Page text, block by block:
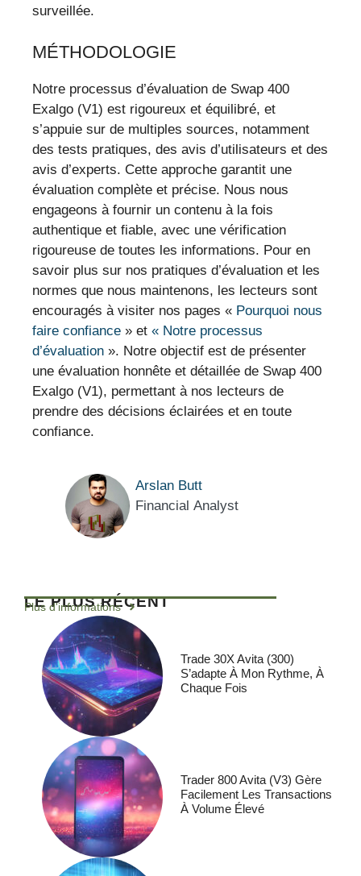
surveillée.
MÉTHODOLOGIE
Notre processus d’évaluation de Swap 400
Exalgo (V1) est rigoureux et équilibré, et
s’appuie sur de multiples sources, notamment
des tests pratiques, des avis d’utilisateurs et des
avis d’experts. Cette approche garantit une
évaluation complète et précise. Nous nous
engageons à fournir un contenu à la fois
authentique et fiable, avec une vérification
rigoureuse de toutes les informations. Pour en
savoir plus sur nos pratiques d’évaluation et les
normes que nous maintenons, les lecteurs sont
encouragés à visiter nos pages « Pourquoi nous
faire confiance » et « Notre processus
d’évaluation ». Notre objectif est de présenter
une évaluation honnête et détaillée de Swap 400
Exalgo (V1), permettant à nos lecteurs de
prendre des décisions éclairées et en toute
confiance.
Arslan Butt
Financial Analyst
LE PLUS RÉCENT
Plus d'informations
Trade 30X Avita (300)
S’adapte À Mon Rythme, À
Chaque Fois
Trader 800 Avita (V3) Gère
Facilement Les Transactions
À Volume Élevé